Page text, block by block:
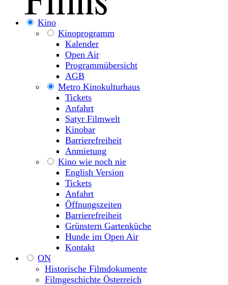
Kino
Kinoprogramm
Kalender
Open Air
Programmübersicht
AGB
Metro Kinokulturhaus
Tickets
Anfahrt
Satyr Filmwelt
Kinobar
Barrierefreiheit
Anmietung
Kino wie noch nie
English Version
Tickets
Anfahrt
Öffnungszeiten
Barrierefreiheit
Grünstern Gartenküche
Hunde im Open Air
Kontakt
ON
Historische Filmdokumente
Filmgeschichte Österreich